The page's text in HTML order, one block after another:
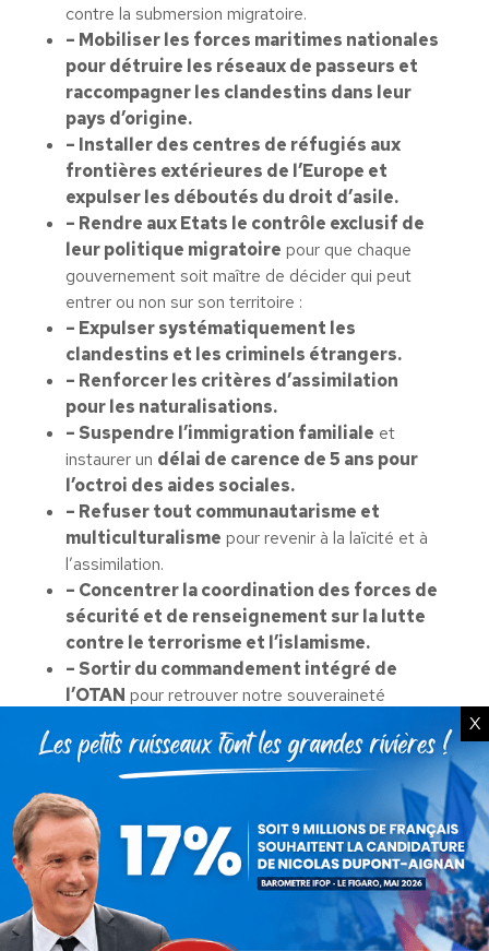
contre la submersion migratoire.
– Mobiliser les forces maritimes nationales
pour détruire les réseaux de passeurs et
raccompagner les clandestins dans leur
pays d’origine.
– Installer des centres de réfugiés aux
frontières extérieures de l’Europe et
expulser les déboutés du droit d’asile.
– Rendre aux Etats le contrôle exclusif de
leur politique migratoire pour que chaque
gouvernement soit maître de décider qui peut
entrer ou non sur son territoire :
– Expulser systématiquement les
clandestins et les criminels étrangers.
– Renforcer les critères d’assimilation
pour les naturalisations.
– Suspendre l’immigration familiale et
instaurer un délai de carence de 5 ans pour
l’octroi des aides sociales.
– Refuser tout communautarisme et
multiculturalisme pour revenir à la laïcité et à
l’assimilation.
– Concentrer la coordination des forces de
sécurité et de renseignement sur la lutte
contre le terrorisme et l’islamisme.
– Sortir du commandement intégré de
l’OTAN pour retrouver notre souveraineté
européenne coordonnée par la France.
– Diversifier les programmes européens
d’équipement pour les armées nationales
pour assurer notre indépendance.
–Afin de stopper l’immigration massive des pays
africains,conditionner un plan de
développement agricole et économique
durable du continent au maintien des
X